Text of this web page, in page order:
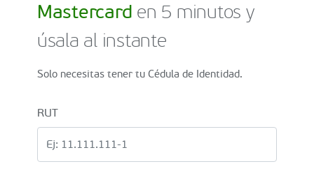
Mastercard en 5 minutos y
úsala al instante
Solo necesitas tener tu Cédula de Identidad.
RUT